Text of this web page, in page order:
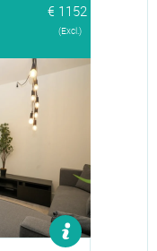
€ 1152
(Excl.)